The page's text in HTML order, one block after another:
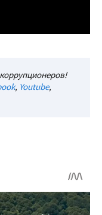
, Youtube,